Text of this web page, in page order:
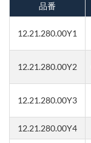
品番
12.21.280.00Y1
12.21.280.00Y2
12.21.280.00Y3
12.21.280.00Y4